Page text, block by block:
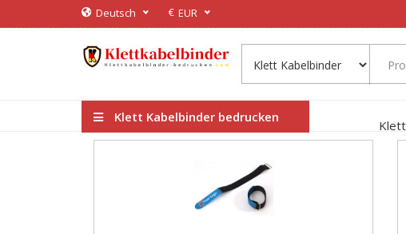
Deutsch € EUR
Klett Kabelbinder bedrucken